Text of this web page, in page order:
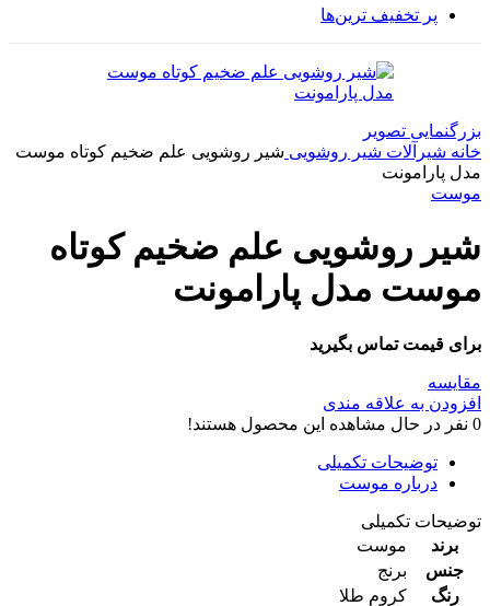
پر تخفیف ترین‌ها
بزرگنمایی تصویر
خانه شیرآلات شیر روشویی شیر روشویی علم ضخیم کوتاه موست
مدل پارامونت
موست
شیر روشویی علم ضخیم کوتاه
موست مدل پارامونت
برای قیمت تماس بگیرید
مقایسه
افزودن به علاقه مندی
0 نفر در حال مشاهده این محصول هستند!
توضیحات تکمیلی
درباره موست
توضیحات تکمیلی
برند
موست
جنس
برنج
رنگ
کروم طلا